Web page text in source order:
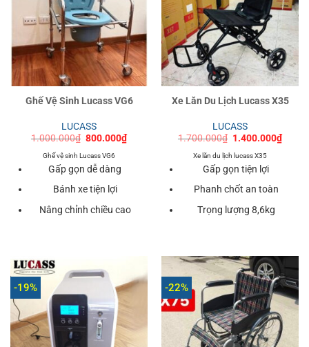
Ghế Vệ Sinh Lucass VG6
LUCASS
1.000.000₫ Giá
là:
1.000.000₫.
800.000₫Giá
hiện
800.000₫.
Ghế vệ sinh Lucass VG6
Gấp gọn dễ dàng
Bánh xe tiện lợi
Nâng chỉnh chiều cao
Xe Lăn Du Lịch Lucass X35
LUCASS
1.700.000₫ Giá
là:
1.700.000₫.
1.400.000₫Giá
hiện
Xe lăn du lịch lucass X35
Gấp gọn tiện lợi
Phanh chốt an toàn
Trọng lượng 8,6kg
-19% -22%